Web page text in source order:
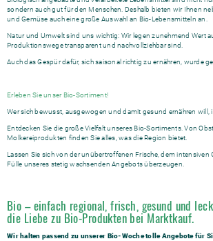
sondern auch gut für den Menschen. Deshalb bieten wir Ihnen
und Gemüse auch eine große Auswahl an Bio-Lebensmitteln an.
Natur und Umwelt sind uns wichtig: Wir legen zunehmend Wert
Produktionswege transparent und nachvollziehbar sind.
Auch das Gespür dafür, sich saisonal richtig zu ernähren, wurde
Erleben Sie unser Bio-Sortiment!
Wer sich bewusst, ausgewogen und damit gesund ernähren will,
Entdecken Sie die große Vielfalt unseres Bio-Sortiments. Von
Molkereiprodukten finden Sie alles, was die Region bietet.
Lassen Sie sich von der unübertroffenen Frische, dem intensiven
Fülle unseres stetig wachsenden Angebots überzeugen.
Bio – einfach regional, frisch, gesund und
die Liebe zu Bio-Produkten bei Marktkauf.
Wir halten passend zu unserer Bio-Woche tolle Angebote für